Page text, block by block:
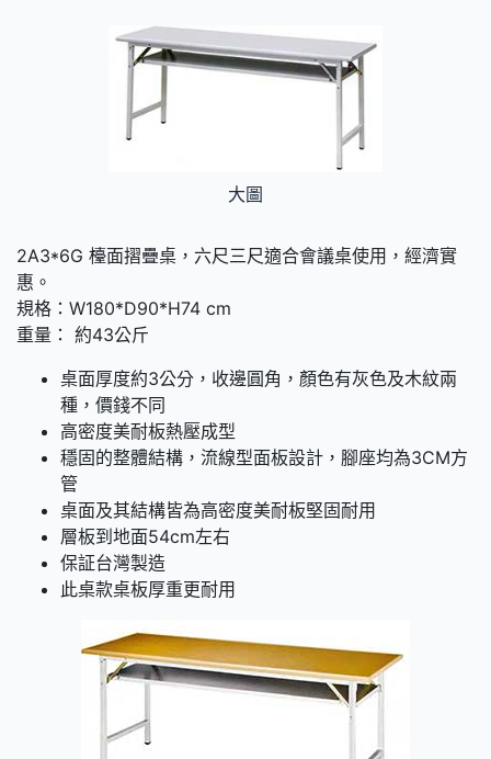
大圖
2A3*6G 檯面摺疊桌，六尺三尺適合會議桌使用，經濟實
惠。
規格：W180*D90*H74 cm
重量： 約43公斤
桌面厚度約3公分，收邊圓角，顏色有灰色及木紋兩
種，價錢不同
高密度美耐板熱壓成型
穩固的整體結構，流線型面板設計，腳座均為3CM方
管
桌面及其結構皆為高密度美耐板堅固耐用
層板到地面54cm左右
保証台灣製造
此桌款桌板厚重更耐用